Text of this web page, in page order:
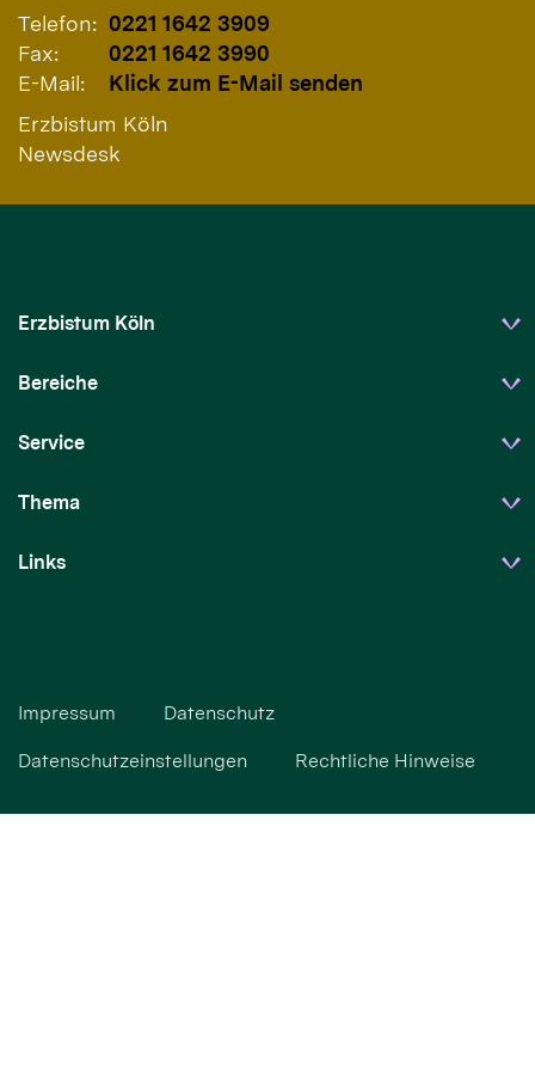
Telefon: 0221 1642 3909
Fax:
0221 1642 3990
E-Mail:
Klick zum E-Mail senden
Erzbistum Köln
Newsdesk
Erzbistum Köln
Bereiche
Service
Thema
Links
Impressum Datenschutz
Datenschutzeinstellungen Rechtliche Hinweise